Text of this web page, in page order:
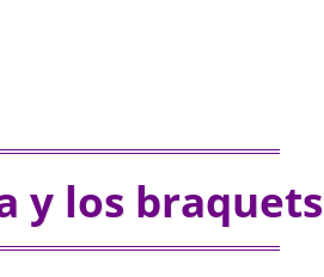
y los braquets